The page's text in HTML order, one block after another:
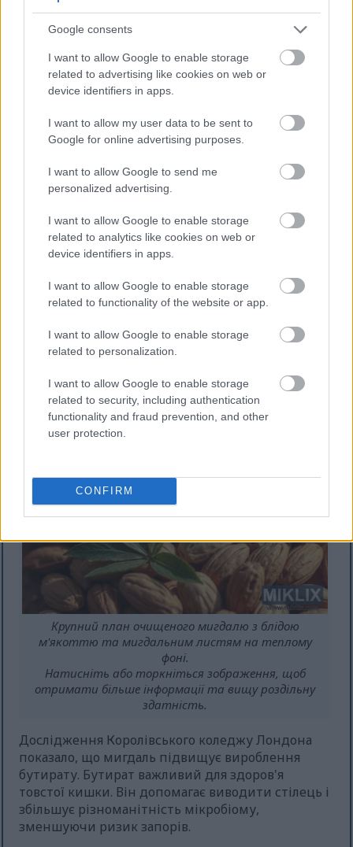
Google consents
I want to allow Google to enable storage
related to advertising like cookies on web or
device identifiers in apps.
I want to allow my user data to be sent to
Google for online advertising purposes.
I want to allow Google to send me
personalized advertising.
I want to allow Google to enable storage
related to analytics like cookies on web or
device identifiers in apps.
I want to allow Google to enable storage
related to functionality of the website or app.
I want to allow Google to enable storage
related to personalization.
I want to allow Google to enable storage
related to security, including authentication
functionality and fraud prevention, and other
user protection.
CONFIRM
Незалежно від того, чи вживається мигдаль
сирим, чи додається до страв, він – це простий
спосіб підтримувати здоров’я мозку. Пам’ятайте,
що найкращий спосіб насолодитися цими
перевагами – це регулярно вживати його в
помірних кількостях!
Переваги додавання мигдалю
до вашого раціону для
здоров'я травної системи
Мигдаль корисний для травлення завдяки
грами клітковини, що становить 14% від вашої
добової потреби. Ця клітковина живить корисні
його баланс.
мигдалю допомагає розм’якшити стілець і
підтримує регулярність випорожнень. Це
завдяки розчинній і нерозчинній клітковині.
Крупний план очищеного мигдалю з блідою
м'якоттю та мигдальним листям на теплому
фоні.
Натисніть або торкніться зображення, щоб
отримати більше інформації та вищу роздільну
здатність.
Дослідження Королівського коледжу Лондона
показало, що мигдаль підвищує вироблення
бутирату. Бутират важливий для здоров'я
товстої кишки. Він допомагає виводити стілець і
збільшує різноманітність мікробіому,
зменшуючи ризик запорів.